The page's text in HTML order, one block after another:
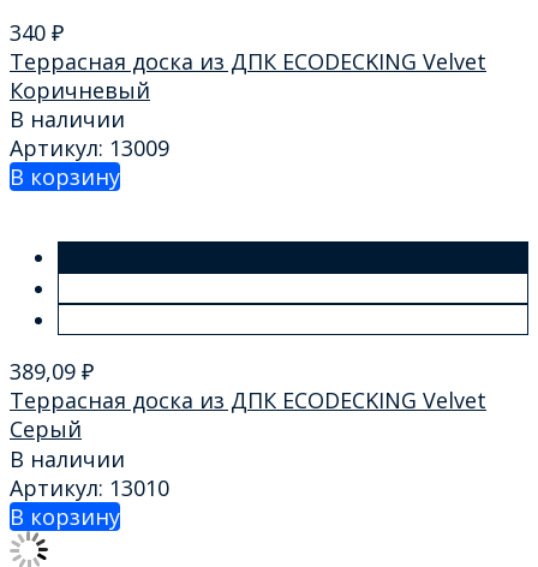
340 ₽
Террасная доска из ДПК ECODECKING Velvet
Коричневый
В наличии
Артикул: 13009
В корзину
389,09 ₽
Террасная доска из ДПК ECODECKING Velvet
Серый
В наличии
Артикул: 13010
В корзину